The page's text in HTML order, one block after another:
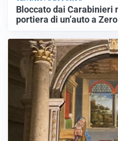
Bloccato dai Carabinieri
portiera di un’auto a